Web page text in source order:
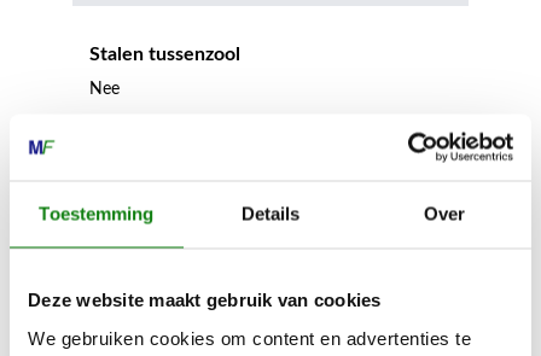
Toestemming Details Over
Deze website maakt gebruik van cookies
We gebruiken cookies om content en advertenties te
Stalen tussenzool
Nee